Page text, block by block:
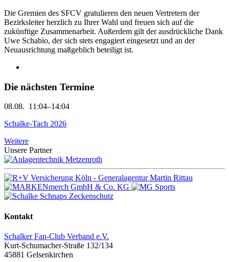
Die Gremien des SFCV gratulieren den neuen Vertretern der
Bezirksleiter herzlich zu Ihrer Wahl und freuen sich auf die
zukünftige Zusammenarbeit. Außerdem gilt der ausdrückliche Dank
Uwe Schabio, der sich stets engagiert eingesetzt und an der
Neuausrichtung maßgeblich beteiligt ist.
Die nächsten Termine
08.08. 11:04–14:04
Schalke-Tach 2026
Weitere
Unsere Partner
Kontakt
Schalker Fan-Club Verband e.V.
Kurt-Schumacher-Straße 132/134
45881 Gelsenkirchen